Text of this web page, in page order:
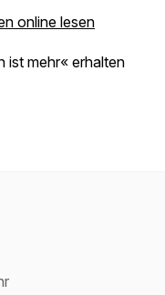
online lesen
ist mehr« erhalten